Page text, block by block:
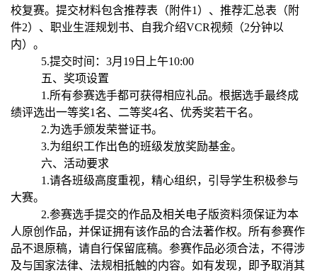
校复赛。提交材料包含推荐表（附件1 ）、推荐汇总表（附
件2）、职业生涯规划书、自我介绍VCR视频（2分钟以
内）。
5.提交时间： 3月 19 日上午10:00
五、奖项设置
1.所有参赛选手都可获得相应礼品。根据选手最终成
绩评选出一等奖1 名、二等奖4名、优秀奖若干名。
2.为选手颁发荣誉证书。
3.为组织工作出色的班级发放奖励基金。
六、活动要求
1.请各班级高度重视，精心组织，引导学生积极参与
大赛。
2.参赛选手提交的作品及相关电子版资料须保证为本
人原创作品，并保证拥有该作品的合法著作权。所有参赛作
品不退原稿，请自行保留底稿。参赛作品必须合法，不得涉
及与国家法律、法规相抵触的内容。如有发现，即予取消其